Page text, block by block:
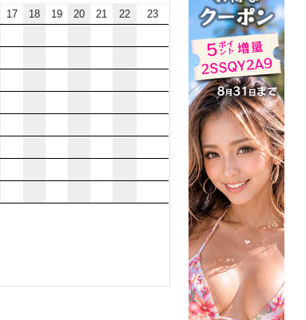
17 18 19 20 21 22
23